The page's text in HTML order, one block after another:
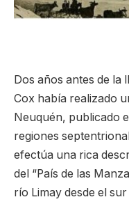
Dos años antes de la
Cox había realizado
Neuquén, publicado
regiones
efectúa una rica
del “País de las
río Limay desde el